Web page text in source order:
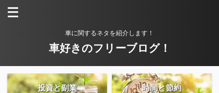
車に関するネタを紹介します！
車好きのフリーブログ！
投資と副業 時間と節約